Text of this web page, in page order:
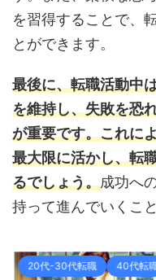
を習得することで、
とができます。
最後に、転職活動中
を維持し、失敗を恐
が重要です。これに
最大限に活かし、転
るでしょう。成功へ
持って進んでいくこ
20代-30代転職 40代転職